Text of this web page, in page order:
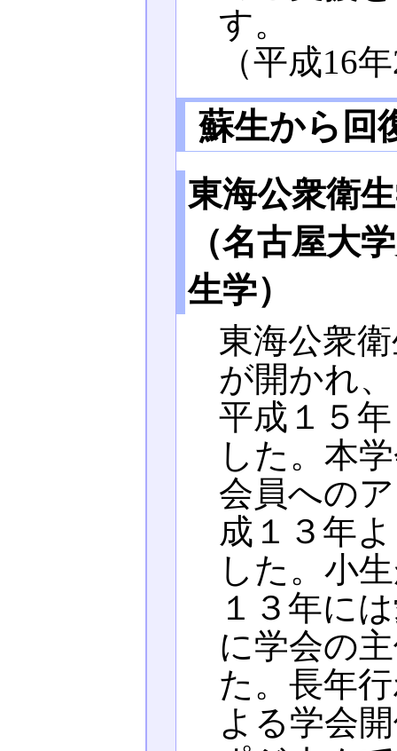
す。
（平成16
蘇生から回
東海公衆衛
（名古屋大
生学）
東海公衆
が開かれ
平成１５
した。本
会員への
成１３年
した。小
１３年に
に学会の
た。長年
よる学会